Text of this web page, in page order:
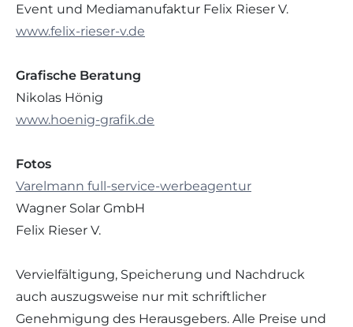
Event und Mediamanufaktur Felix Rieser V.
www.felix-rieser-v.de
Grafische Beratung
Nikolas Hönig
www.hoenig-grafik.de
Fotos
Varelmann full-service-werbeagentur
Wagner Solar GmbH
Felix Rieser V.
Vervielfältigung, Speicherung und Nachdruck
auch auszugsweise nur mit schriftlicher
Genehmigung des Herausgebers. Alle Preise und